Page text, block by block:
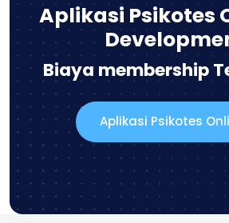
Aplikasi Psikotes
Biaya membership
Aplikasi Psikotes